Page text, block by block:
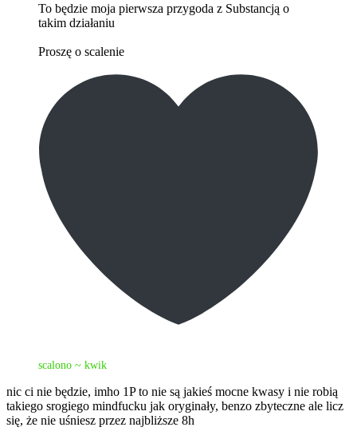
To będzie moja pierwsza przygoda z Substancją o
takim działaniu
Proszę o scalenie
scalono ~ kwik
nic ci nie będzie, imho 1P to nie są jakieś mocne kwasy i nie robią
takiego srogiego mindfucku jak oryginały, benzo zbyteczne ale licz
się, że nie uśniesz przez najbliższe 8h